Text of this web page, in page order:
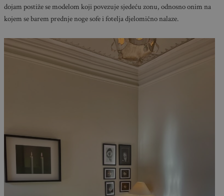
dojam postiže se modelom koji povezuje sjedeću zonu, odnosno onim na
kojem se barem prednje noge sofe i fotelja djelomično nalaze.